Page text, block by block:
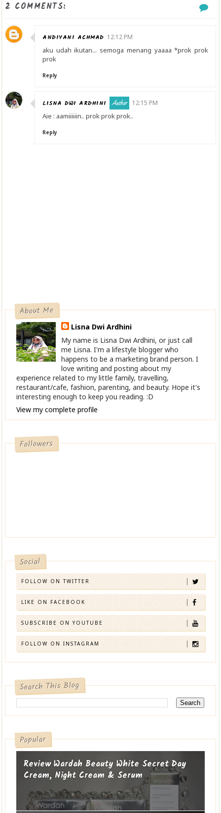
2 COMMENTS:
ANDIYANI ACHMAD 12:12 PM
aku udah ikutan... semoga menang yaaaa *prok prok
prok
Reply
LISNA DWI ARDHINI 12:15 PM
Aie : aamiiiiiin.. prok prok prok..
Reply
About Me
Lisna Dwi Ardhini
My name is Lisna Dwi Ardhini, or just call
me Lisna. I'm a lifestyle blogger who
happens to be a marketing brand person. I
love writing and posting about my
experience related to my little family, travelling,
restaurant/cafe, fashion, parenting, and beauty. Hope it's
interesting enough to keep you reading. :D
View my complete profile
Followers
Social
FOLLOW ON TWITTER
LIKE ON FACEBOOK
SUBSCRIBE ON YOUTUBE
FOLLOW ON INSTAGRAM
Search This Blog
Popular
Review Wardah Beauty White Secret Day
Cream, Night Cream & Serum